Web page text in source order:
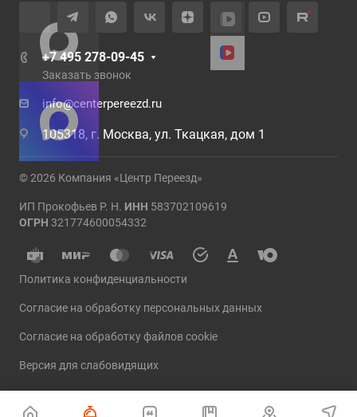
+7 495 278-09-45
Заказать звонок
info@centerpereezd.ru
105318, г. Москва, ул. Ткацкая, дом 1
© 2026 Компания «Центр Переезд»
ИП Прокофьев Р. Н. ИНН 583702109619
ОГРН 321774600054332
Политика конфиденциальности
Согласие на обработку персональных данных
Согласие на обработку файлов cookie
Версия для слабовидящих